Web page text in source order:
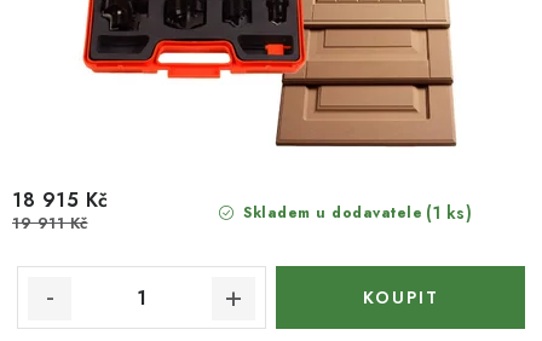
Skladem u dodavatele (1 ks)
18 915 Kč
19 911 Kč